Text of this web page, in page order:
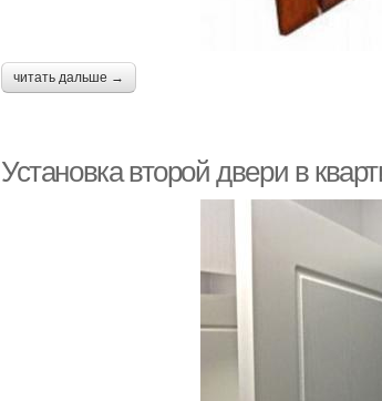
читать дальше →
Установка второй двери в